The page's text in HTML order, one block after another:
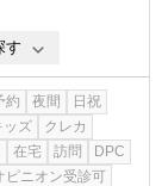
す
約 夜間
日祝
ッズ
クレカ
在宅 訪問
DPC
ピニオン受診可